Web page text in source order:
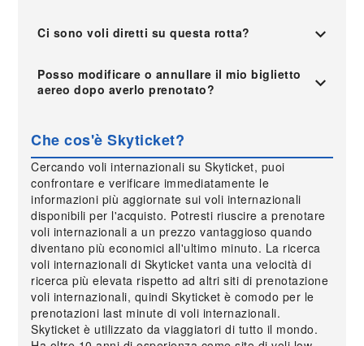
Ci sono voli diretti su questa rotta?
Posso modificare o annullare il mio biglietto
aereo dopo averlo prenotato?
Che cos'è Skyticket?
Cercando voli internazionali su Skyticket, puoi
confrontare e verificare immediatamente le
informazioni più aggiornate sui voli internazionali
disponibili per l'acquisto. Potresti riuscire a prenotare
voli internazionali a un prezzo vantaggioso quando
diventano più economici all'ultimo minuto. La ricerca
voli internazionali di Skyticket vanta una velocità di
ricerca più elevata rispetto ad altri siti di prenotazione
voli internazionali, quindi Skyticket è comodo per le
prenotazioni last minute di voli internazionali.
Skyticket è utilizzato da viaggiatori di tutto il mondo.